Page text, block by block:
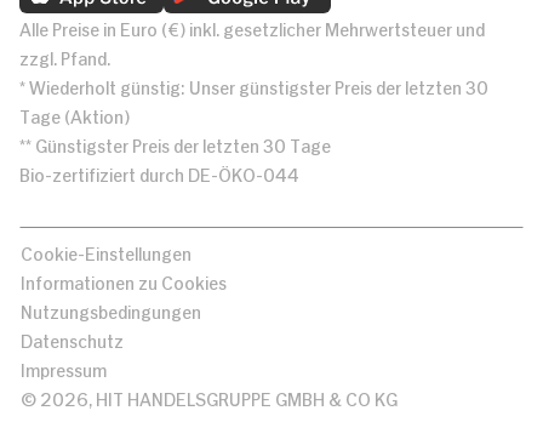
Alle Preise in Euro (€) inkl. gesetzlicher Mehrwertsteuer und
zzgl. Pfand.
* Wiederholt günstig: Unser günstigster Preis der letzten 30
Tage (Aktion)
** Günstigster Preis der letzten 30 Tage
Bio-zertifiziert durch DE-ÖKO-044
Cookie-Einstellungen
Informationen zu Cookies
Nutzungsbedingungen
Datenschutz
Impressum
© 2026, HIT HANDELSGRUPPE GMBH & CO KG